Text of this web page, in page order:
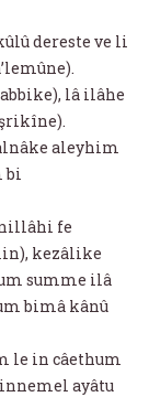
dereste ve li
lâ ilâhe
aleyhim
bi
fe
kezâlike
summe ilâ
bimâ kânû
le in câethum
ayâtu